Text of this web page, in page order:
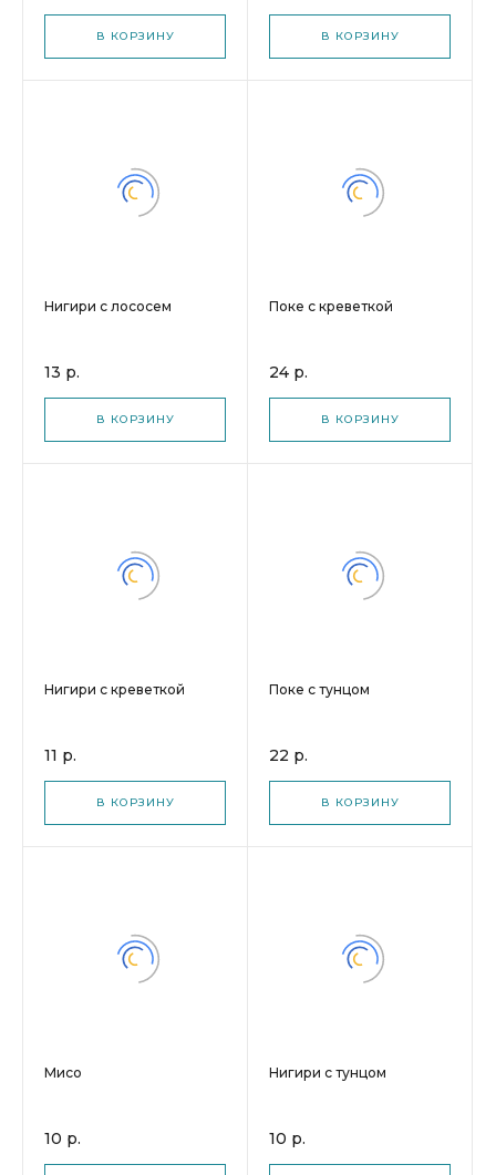
В КОРЗИНУ В КОРЗИНУ
Нигири с лососем
13 р.
В КОРЗИНУ
Поке с креветкой
24 р.
В КОРЗИНУ
Нигири с креветкой
11 р.
В КОРЗИНУ
Поке с тунцом
22 р.
В КОРЗИНУ
Мисо
10 р.
Нигири с тунцом
10 р.